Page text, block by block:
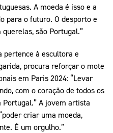
A moeda é isso e a
para o futuro. O desporto e
são Portugal.”
pertence à escultora e
procura reforçar o mote
em Paris 2024: “Levar
com o coração de todos os
A jovem artista
criar uma moeda,
É um orgulho.”